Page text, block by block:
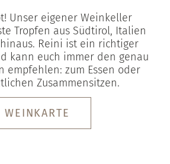
Unser eigener Weinkeller
Tropfen aus Südtirol, Italien
Reini ist ein richtiger
kann euch immer den genau
empfehlen: zum Essen oder
Zusammensitzen.
WEINKARTE